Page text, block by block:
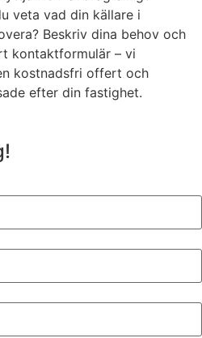
veta vad din källare i
Beskriv dina behov och
kontaktformulär – vi
kostnadsfri offert och
efter din fastighet.